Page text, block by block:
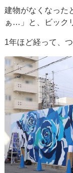
建物がなくなった
ぁ…」と、ビック
1年ほど経って、